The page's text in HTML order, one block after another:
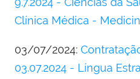
Clínica Médica -
03/07/2024:
03.07.2024 - Língua